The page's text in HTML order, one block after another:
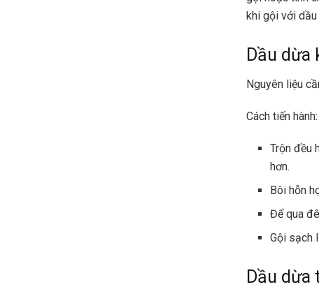
khi gội với
Dầu dừa
Nguyên liệu
Cách tiến hành:
Trộn đều
hơn.
Bôi hỗn
Để qua
Gội sạch
Dầu dừa